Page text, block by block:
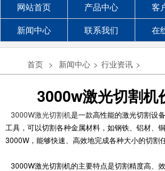
网站首页 产品中心 客
新闻中心
联系我们 在
首页 > 新闻中心 > 行业资讯 >
3000w激光切割机
3000W激光切割机是一款高性能的激光切割设
工具，可以切割各种金属材料，如钢铁、铝材、
3000W，能够快速、高效地完成各种大小的切割任
3000W激光切割机的主要特点是切割精度高、